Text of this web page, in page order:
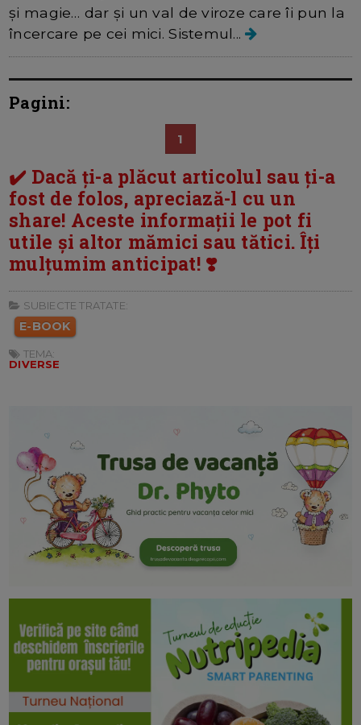
și magie… dar și un val de viroze care îi pun la
încercare pe cei mici. Sistemul...
Pagini:
1
✔️ Dacă ți-a plăcut articolul sau ți-a
fost de folos, apreciază-l cu un
share! Aceste informații le pot fi
utile și altor mămici sau tătici. Îți
mulțumim anticipat! ❣️
SUBIECTE TRATATE:
E-BOOK
TEMA:
DIVERSE